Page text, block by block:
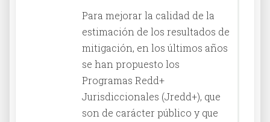
Para mejorar la calidad de la
estimación de los resultados de
mitigación, en los últimos años
se han propuesto los
Programas Redd+
Jurisdiccionales (Jredd+), que
son de carácter público y que